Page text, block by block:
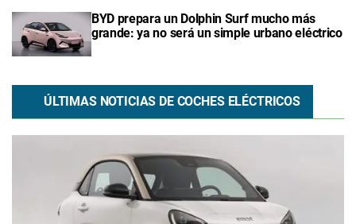
BYD prepara un Dolphin Surf mucho más
grande: ya no será un simple urbano eléctrico
ÚLTIMAS NOTICIAS DE COCHES ELÉCTRICOS